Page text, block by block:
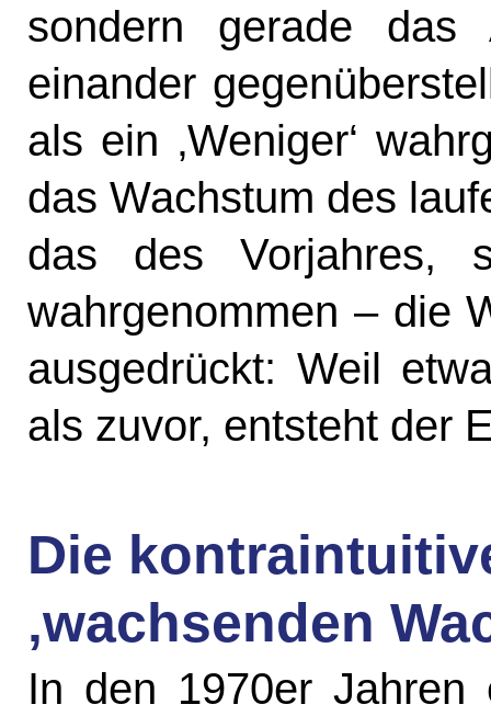
sondern gerade das
einander
als ein ‚Weniger‘
das Wachstum des
das des Vorjahres,
wahrgenommen – die
ausgedrückt: Weil
als zuvor, entsteht der
Die
‚wachsenden
In den 1970er